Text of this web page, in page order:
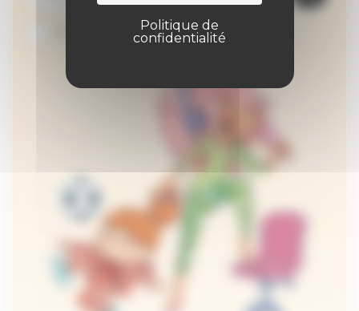
Politique de
confidentialité
Je suis abonné au site